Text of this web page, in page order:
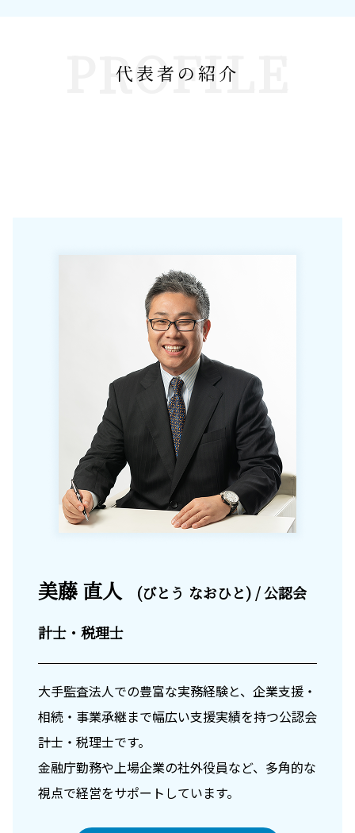
PROFILE
代表者の紹介
美藤 直人
(びとう なおひと) / 公認会
計士・税理士
大手監査法人での豊富な実務経験と、企業支援・
相続・事業承継まで幅広い支援実績を持つ公認会
計士・税理士です。
金融庁勤務や上場企業の社外役員など、多角的な
視点で経営をサポートしています。